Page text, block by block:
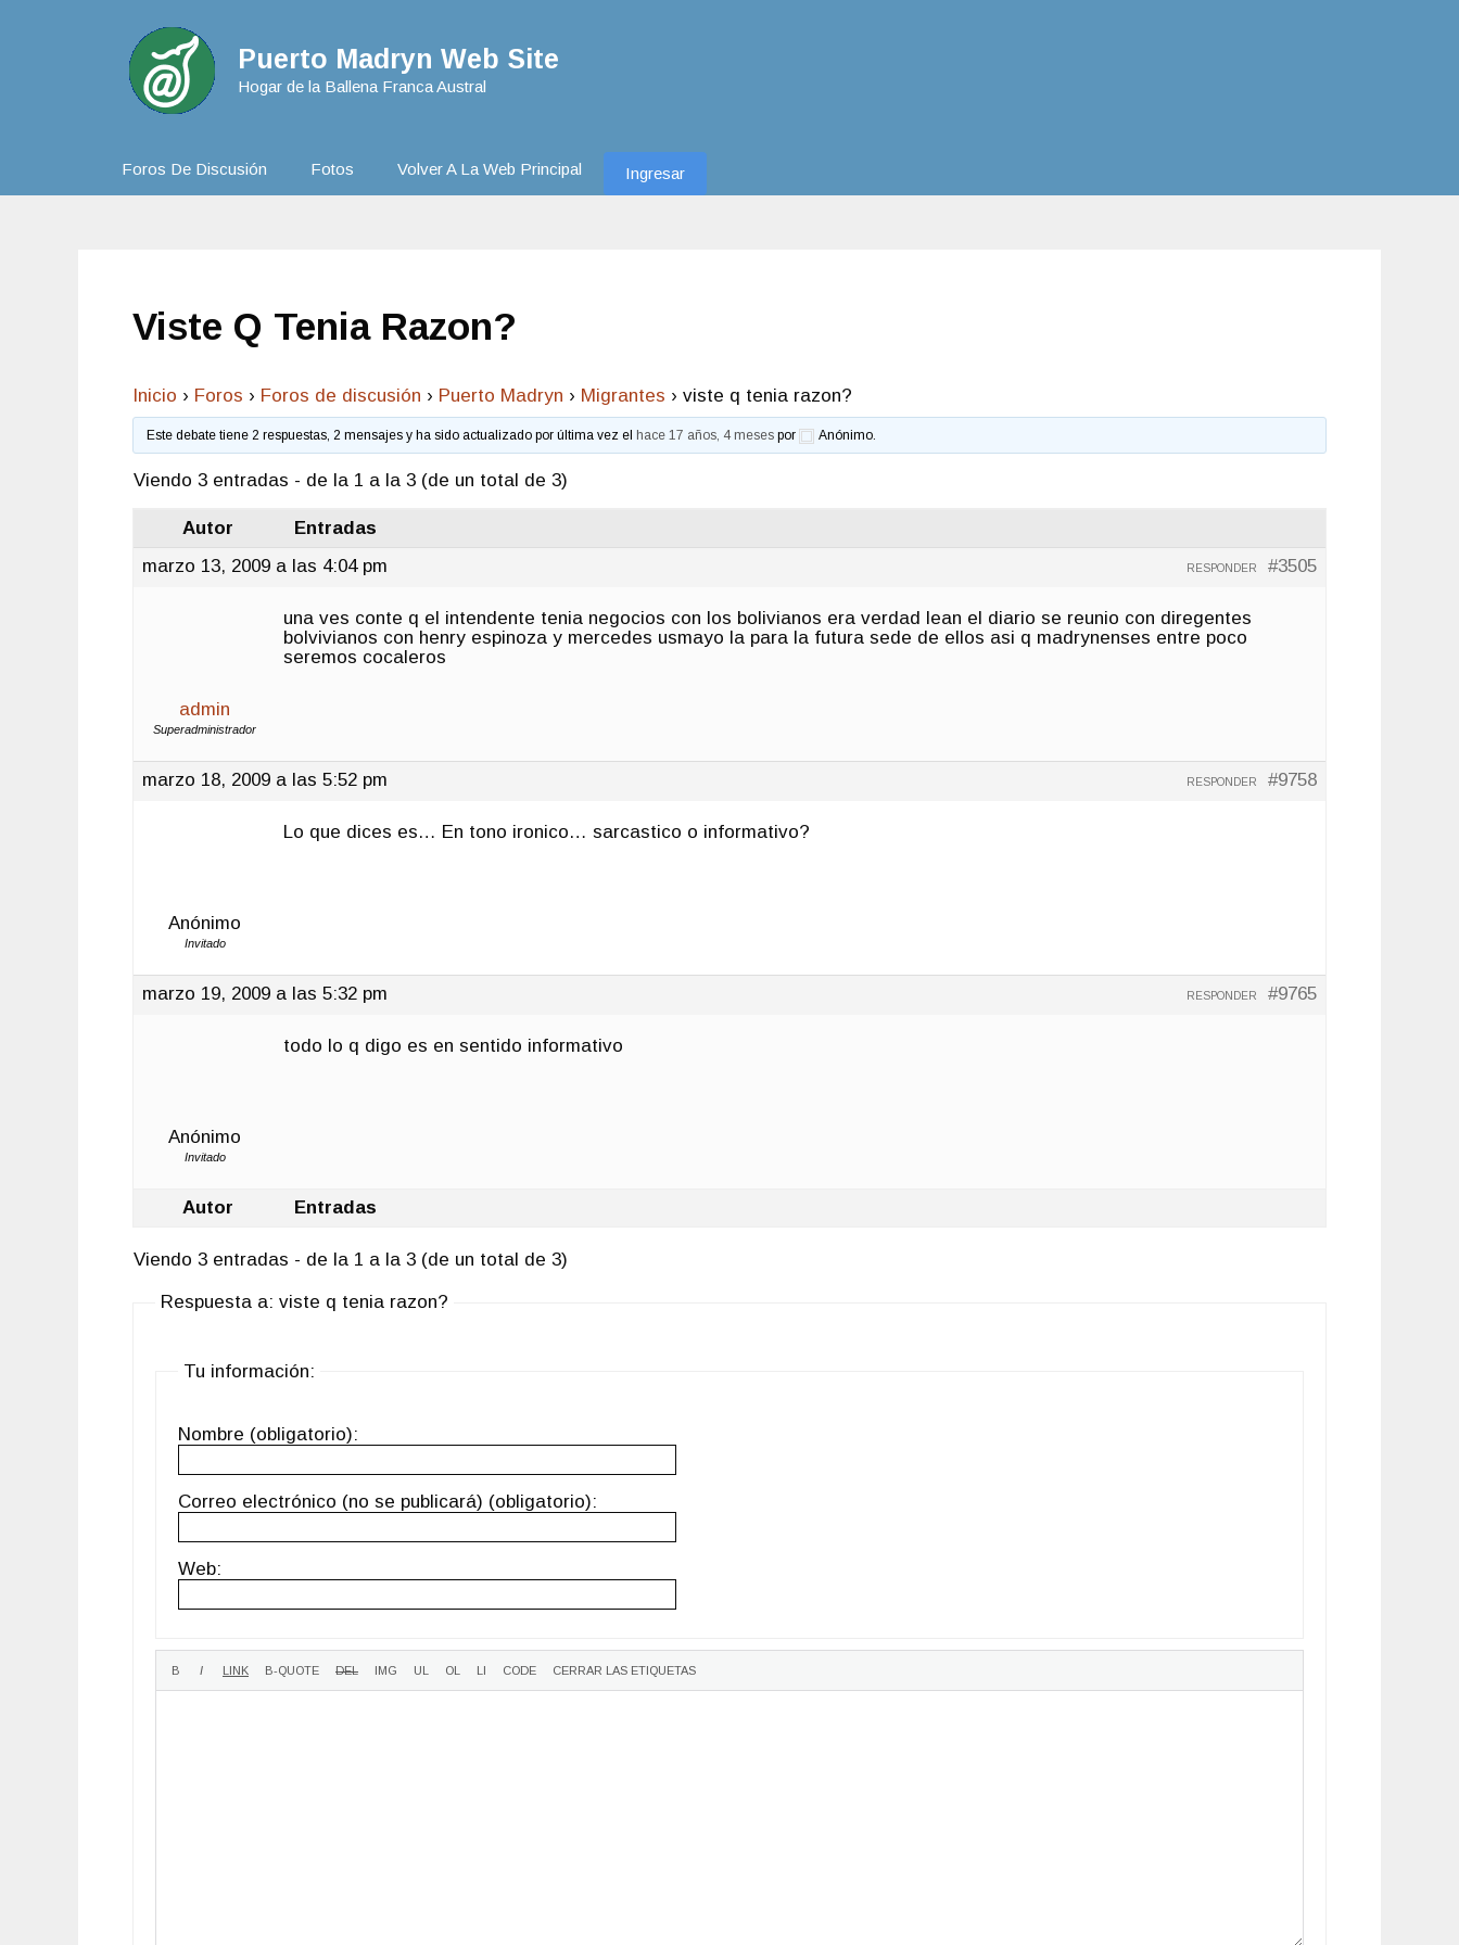
Puerto Madryn Web Site
Hogar de la Ballena Franca Austral
Foros De Discusión Fotos Volver A La Web Principal Ingresar
Viste Q Tenia Razon?
Inicio › Foros › Foros de discusión › Puerto Madryn › Migrantes › viste q tenia razon?
Este debate tiene 2 respuestas, 2 mensajes y ha sido actualizado por última vez el hace 17 años, 4 meses por Anónimo.
Viendo 3 entradas - de la 1 a la 3 (de un total de 3)
Autor
Entradas
marzo 13, 2009 a las 4:04 pm
#3505
RESPONDER
admin
Superadministrador
una ves conte q el intendente tenia negocios con los bolivianos era verdad lean el diario se reunio con diregentes
bolvivianos con henry espinoza y mercedes usmayo la para la futura sede de ellos asi q madrynenses entre poco
seremos cocaleros
marzo 18, 2009 a las 5:52 pm #9758
RESPONDER
Anónimo
Invitado
Lo que dices es… En tono ironico… sarcastico o informativo?
marzo 19, 2009 a las 5:32 pm #9765
RESPONDER
Anónimo
Invitado
todo lo q digo es en sentido informativo
Autor Entradas
Viendo 3 entradas - de la 1 a la 3 (de un total de 3)
Respuesta a: viste q tenia razon?
Tu información:
Nombre (obligatorio):
Correo electrónico (no se publicará) (obligatorio):
Web: